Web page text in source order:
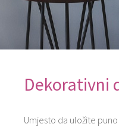
Dekorativni
Umjesto da uložite